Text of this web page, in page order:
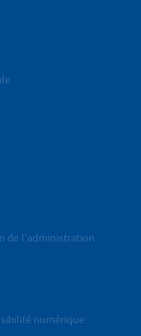
de l'administration
numérique